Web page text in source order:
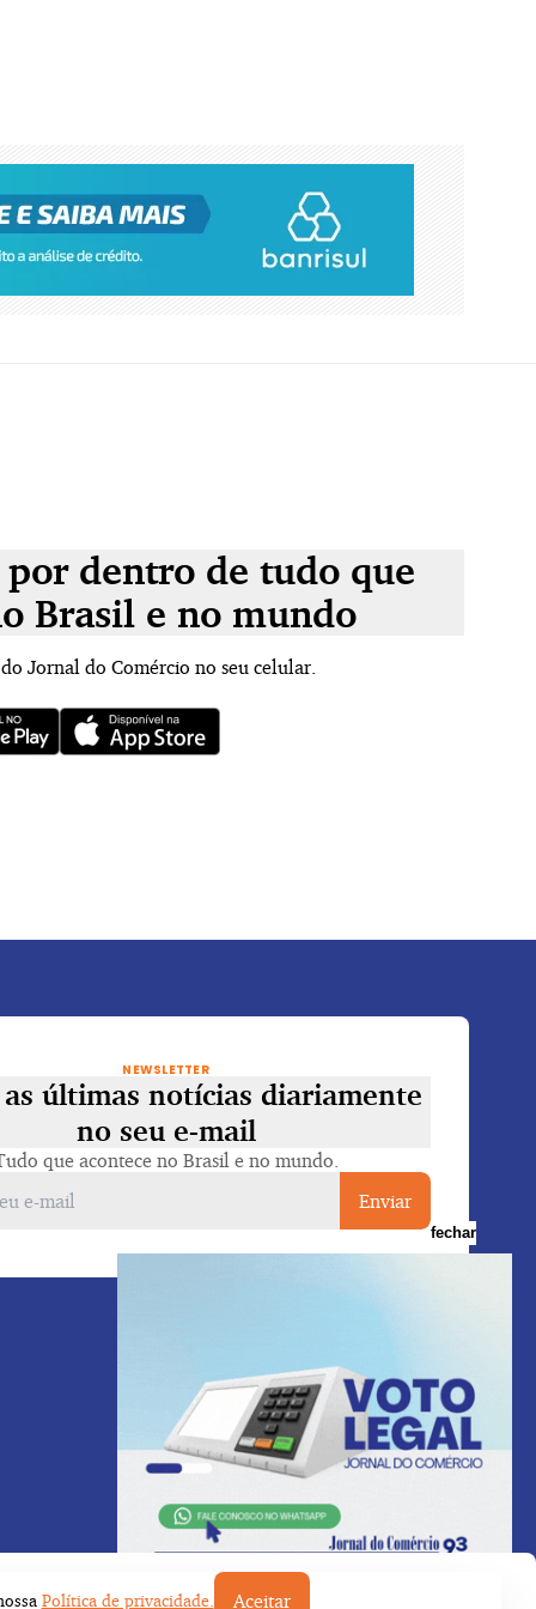
Política de privacidade. Aceitar
dentro de tudo que
Brasil e no mundo
Jornal do Comércio no seu celular.
NEWSLETTER
as últimas notícias diariamente
no seu e-mail
que acontece no Brasil e no mundo.
Enviar
fechar